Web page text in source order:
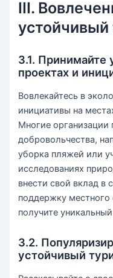
III.
устойчивый
3.1. Принимайте
проектах и
Вовлекайтесь в
инициативы на
Многие
добровольчества,
уборка пляжей или
исследованиях
внести свой вклад в
поддержку
получите
3.2.
устойчивый